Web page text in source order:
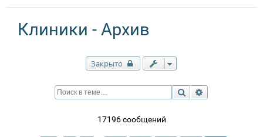
Клиники - Архив
Закрыто
Поиск
17196 сообщений